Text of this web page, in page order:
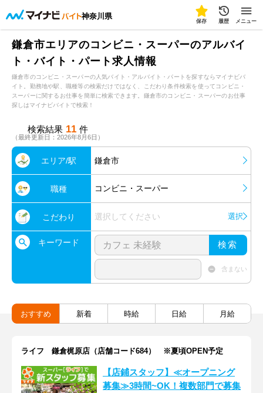
神奈川県
保存 履歴 メニュー
鎌倉市エリアのコンビニ・スーパーのアルバイ
ト・バイト・パート求人情報
鎌倉市のコンビニ・スーパーの人気バイト・アルバイト・パートを探すならマイナビバ
イト。勤務地や駅、職種等の検索だけではなく、こだわり条件検索を使ってコンビニ・
スーパーに関するお仕事を簡単に検索できます。鎌倉市のコンビニ・スーパーのお仕事
探しはマイナビバイトで検索！
検索結果 11 件
（最終更新日：2026年8月6日）
エリア/駅 鎌倉市
職種 コンビニ・スーパー
こだわり 選択してください 選択
キーワード 検索
含まない
おすすめ 新着 時給 日給 月給
ライフ 鎌倉梶原店（店舗コード684） ※夏頃OPEN予定
【店鋪スタッフ】≪オープニング
募集≫3時間~OK！複数部門で募集